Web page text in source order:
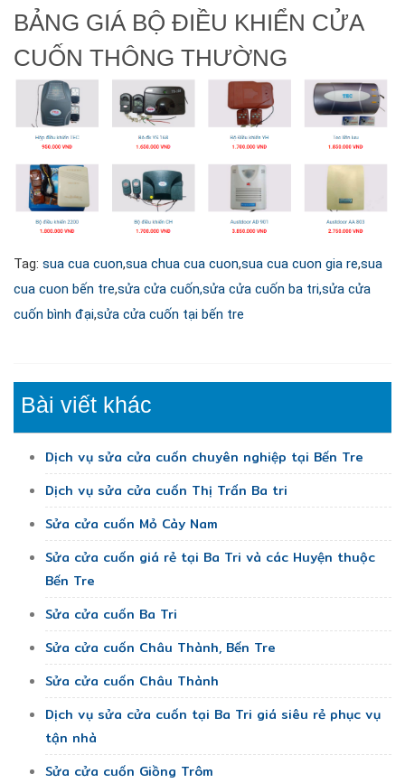
BẢNG GIÁ BỘ ĐIỀU KHIỂN CỬA
CUỐN THÔNG THƯỜNG
Tag: sua cua cuon,sua chua cua cuon,sua cua cuon gia re,sua
cua cuon bến tre,sửa cửa cuốn,sửa cửa cuốn ba tri,sửa cửa
cuốn bình đại,sửa cửa cuốn tại bến tre
Bài viết khác
Dịch vụ sửa cửa cuốn chuyên nghiệp tại Bến Tre
Dịch vụ sửa cửa cuốn Thị Trấn Ba tri
Sửa cửa cuốn Mỏ Cày Nam
Sửa cửa cuốn giá rẻ tại Ba Tri và các Huyện thuộc
Bến Tre
Sửa cửa cuốn Ba Tri
Sửa cửa cuốn Châu Thành, Bến Tre
Sửa cửa cuốn Châu Thành
Dịch vụ sửa cửa cuốn tại Ba Tri giá siêu rẻ phục vụ
tận nhà
Sửa cửa cuốn Giồng Trôm